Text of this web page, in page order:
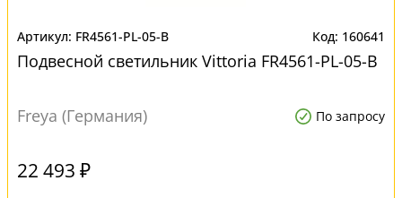
FR4561-PL-05-B 160641
Подвесной светильник Vittoria FR4561-PL-05-B
Freya (Германия) По запросу
22 493 ₽